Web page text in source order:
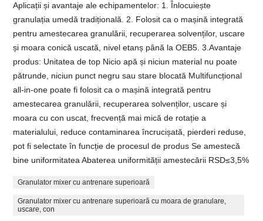
Aplicații și avantaje ale echipamentelor: 1. Înlocuiește
granulația umedă tradițională. 2. Folosit ca o mașină integrată
pentru amestecarea granulării, recuperarea solvenților, uscare
și moara conică uscată, nivel etanș până la OEB5. 3.Avantaje
produs: Unitatea de top Nicio apă și niciun material nu poate
pătrunde, niciun punct negru sau stare blocată Multifuncțional
all-in-one poate fi folosit ca o mașină integrată pentru
amestecarea granulării, recuperarea solvenților, uscare și
moara cu con uscat, frecvență mai mică de rotație a
materialului, reduce contaminarea încrucișată, pierderi reduse,
pot fi selectate în funcție de procesul de produs Se amestecă
bine uniformitatea Abaterea uniformității amestecării RSD≤3,5%
Granulator mixer cu antrenare superioară
Granulator mixer cu antrenare superioară cu moara de granulare,
uscare, con